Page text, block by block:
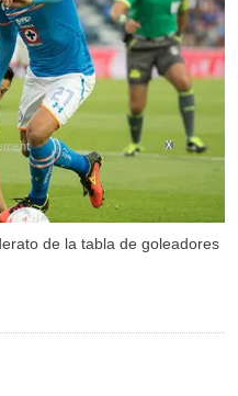
de la tabla de goleadores
X